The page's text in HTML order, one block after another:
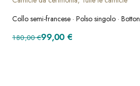
Collo semi-francese · Polso singolo ·
180,00€
Il prezzo originale era: 180,00
99,00 €
Il prezzo attuale è: 99,00 €.